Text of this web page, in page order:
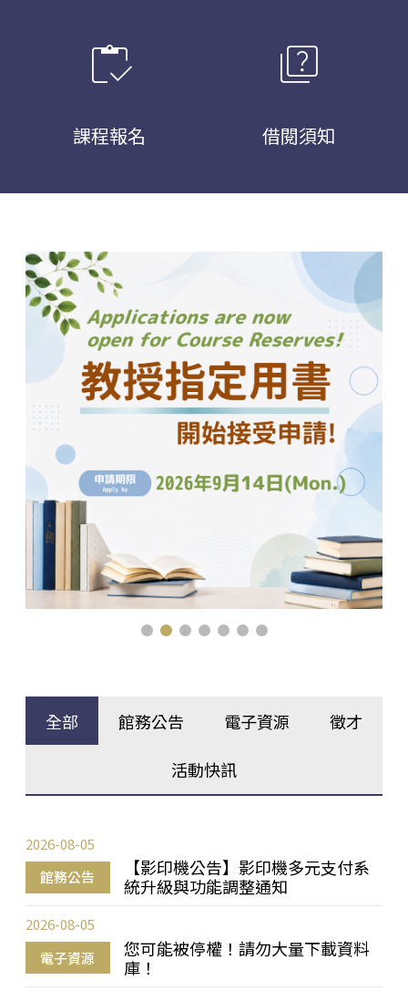
inventory
課程報名
quiz
借閱須知
全部 館務公告 電子資源 徵才
活動快訊
館務公告
【影印機公告】影印機多元支付系
統升級與功能調整通知
2026-08-05
電子資源
您可能被停權！請勿大量下載資料
庫！
2026-08-05